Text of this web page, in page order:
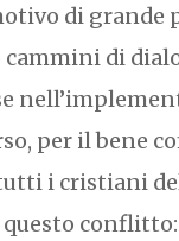
di grande
di
per il bene
i cristiani
conflitto: